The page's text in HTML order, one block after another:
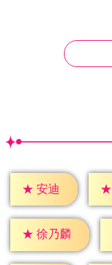
★ 安迪 ★
★ 徐乃麟